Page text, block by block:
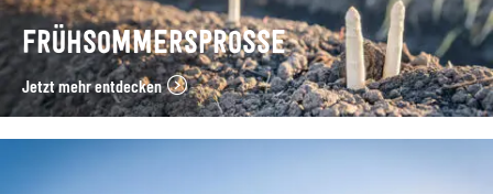
FRÜHSOMMERSPROSSE
Jetzt mehr entdecken